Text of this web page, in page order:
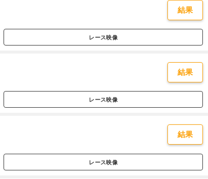
結果
レース映像
結果
レース映像
結果
レース映像